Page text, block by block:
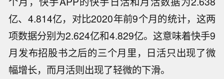
亿、4.814亿，对比2020年前9个月的统计，这两
项数据分别为2.624亿和4.829亿。这意味着快手9
月发布招股书之后的三个月里，日活只出现了微
幅增长，而月活则出现了轻微的下滑。